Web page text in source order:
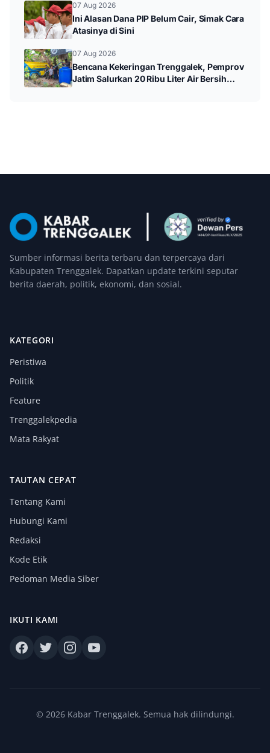
07 Aug 2026
Ini Alasan Dana PIP Belum Cair, Simak Cara
Atasinya di Sini
07 Aug 2026
Bencana Kekeringan Trenggalek, Pemprov
Jatim Salurkan 20 Ribu Liter Air Bersih
Sumber informasi berita terbaru dan terpercaya dari
Kabupaten Trenggalek. Dapatkan update terkini seputar
berita daerah, politik, ekonomi, dan sosial.
KATEGORI
Peristiwa
Politik
Feature
Trenggalekpedia
Mata Rakyat
TAUTAN CEPAT
Tentang Kami
Hubungi Kami
Redaksi
Kode Etik
Pedoman Media Siber
IKUTI KAMI
© 2026 Kabar Trenggalek. Semua hak dilindungi.